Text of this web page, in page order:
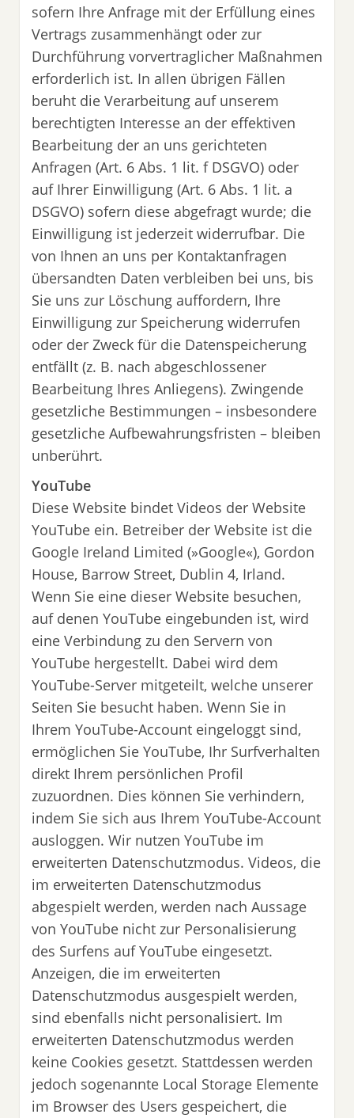
sofern Ihre Anfrage mit der Erfüllung eines
Vertrags zusammenhängt oder zur
Durchführung vorvertraglicher Maßnahmen
erforderlich ist. In allen übrigen Fällen
beruht die Verarbeitung auf unserem
berechtigten Interesse an der effektiven
Bearbeitung der an uns gerichteten
Anfragen (Art. 6 Abs. 1 lit. f DSGVO) oder
auf Ihrer Einwilligung (Art. 6 Abs. 1 lit. a
DSGVO) sofern diese abgefragt wurde; die
Einwilligung ist jederzeit widerrufbar. Die
von Ihnen an uns per Kontaktanfragen
übersandten Daten verbleiben bei uns, bis
Sie uns zur Löschung auffordern, Ihre
Einwilligung zur Speicherung widerrufen
oder der Zweck für die Datenspeicherung
entfällt (z. B. nach abgeschlossener
Bearbeitung Ihres Anliegens). Zwingende
gesetzliche Bestimmungen – insbesondere
gesetzliche Aufbewahrungsfristen – bleiben
unberührt.
YouTube
Diese Website bindet Videos der Website
YouTube ein. Betreiber der Website ist die
Google Ireland Limited (»Google«), Gordon
House, Barrow Street, Dublin 4, Irland.
Wenn Sie eine dieser Website besuchen,
auf denen YouTube eingebunden ist, wird
eine Verbindung zu den Servern von
YouTube hergestellt. Dabei wird dem
YouTube-Server mitgeteilt, welche unserer
Seiten Sie besucht haben. Wenn Sie in
Ihrem YouTube-Account eingeloggt sind,
ermöglichen Sie YouTube, Ihr Surfverhalten
direkt Ihrem persönlichen Profil
zuzuordnen. Dies können Sie verhindern,
indem Sie sich aus Ihrem YouTube-Account
ausloggen. Wir nutzen YouTube im
erweiterten Datenschutzmodus. Videos, die
im erweiterten Datenschutzmodus
abgespielt werden, werden nach Aussage
von YouTube nicht zur Personalisierung
des Surfens auf YouTube eingesetzt.
Anzeigen, die im erweiterten
Datenschutzmodus ausgespielt werden,
sind ebenfalls nicht personalisiert. Im
erweiterten Datenschutzmodus werden
keine Cookies gesetzt. Stattdessen werden
jedoch sogenannte Local Storage Elemente
im Browser des Users gespeichert, die